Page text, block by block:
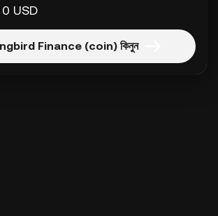
0 USD
Finance (coin) কিনুন